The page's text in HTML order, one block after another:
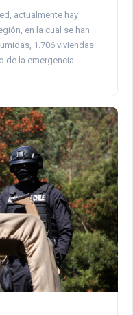
actualmente hay
en la cual se han
1.706 viviendas
la emergencia.